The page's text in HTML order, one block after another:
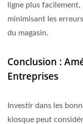
ligne plus
minimisant les
du magasin.
Conclusion :
Entreprises
Investir dans les
kiosque peut